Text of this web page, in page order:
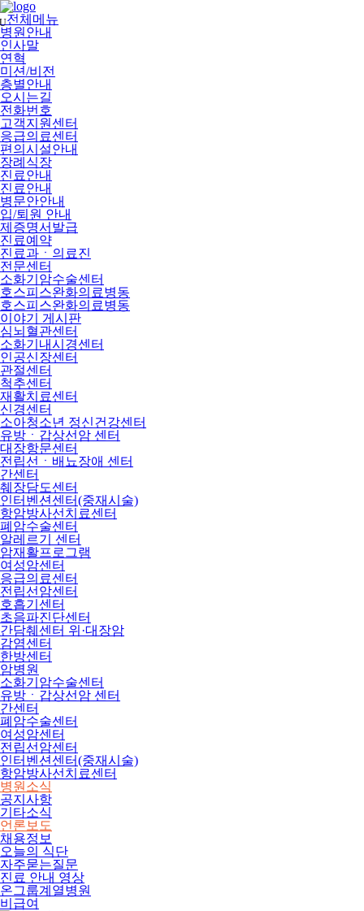
메
뉴
건
너
뛰
기
전체메뉴
병원안내
인사말
연혁
미션/비전
층별안내
오시는길
전화번호
고객지원센터
응급의료센터
편의시설안내
장례식장
진료안내
진료안내
병문안안내
입/퇴원 안내
제증명서발급
진료예약
진료과ㆍ의료진
전문센터
소화기암수술센터
호스피스완화의료병동
호스피스완화의료병동
이야기 게시판
심뇌혈관센터
소화기내시경센터
인공신장센터
관절센터
척추센터
재활치료센터
신경센터
소아청소년 정신건강센터
유방ㆍ갑상선암 센터
대장항문센터
전립선ㆍ배뇨장애 센터
간센터
췌장담도센터
인터벤션센터(중재시술)
항암방사선치료센터
폐암수술센터
알레르기 센터
암재활프로그램
여성암센터
응급의료센터
전립선암센터
호흡기센터
초음파진단센터
간담췌센터 위·대장암
감염센터
한방센터
암병원
소화기암수술센터
유방ㆍ갑상선암 센터
간센터
폐암수술센터
여성암센터
전립선암센터
인터벤션센터(중재시술)
항암방사선치료센터
병원소식
공지사항
기타소식
언론보도
채용정보
오늘의 식단
자주묻는질문
진료 안내 영상
온그룹계열병원
비급여